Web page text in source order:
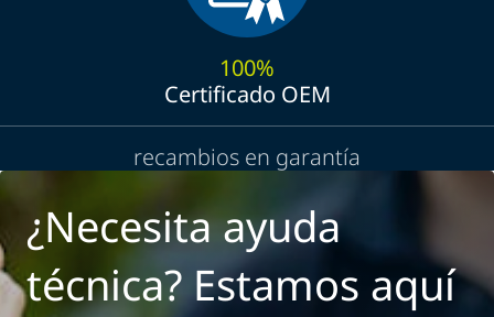
100%
Certificado OEM
recambios en garantía
¿Necesita ayuda
técnica? Estamos aquí